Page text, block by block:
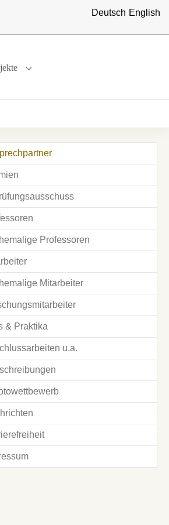
Deutsch English
Submenu for "Forschung & Projekte"
(current)
Professoren
Mitarbeiter
& Praktika
u.a.